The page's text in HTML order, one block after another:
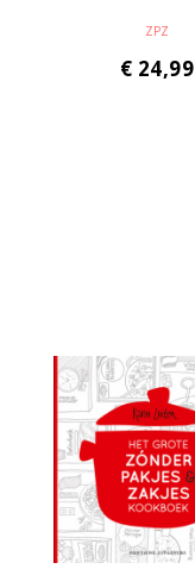
ZPZ
€ 24,99